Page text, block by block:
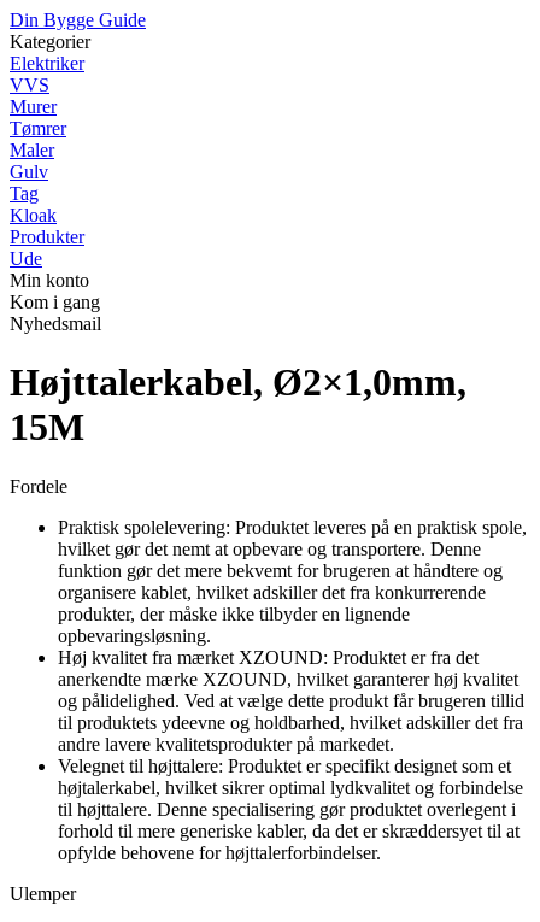
Din Bygge Guide
Kategorier
Elektriker
VVS
Murer
Tømrer
Maler
Gulv
Tag
Kloak
Produkter
Ude
Min konto
Kom i gang
Nyhedsmail
Højttalerkabel, Ø2×1,0mm,
15M
Fordele
Praktisk spolelevering: Produktet leveres på en praktisk spole,
hvilket gør det nemt at opbevare og transportere. Denne
funktion gør det mere bekvemt for brugeren at håndtere og
organisere kablet, hvilket adskiller det fra konkurrerende
produkter, der måske ikke tilbyder en lignende
opbevaringsløsning.
Høj kvalitet fra mærket XZOUND: Produktet er fra det
anerkendte mærke XZOUND, hvilket garanterer høj kvalitet
og pålidelighed. Ved at vælge dette produkt får brugeren tillid
til produktets ydeevne og holdbarhed, hvilket adskiller det fra
andre lavere kvalitetsprodukter på markedet.
Velegnet til højttalere: Produktet er specifikt designet som et
højtalerkabel, hvilket sikrer optimal lydkvalitet og forbindelse
til højttalere. Denne specialisering gør produktet overlegent i
forhold til mere generiske kabler, da det er skræddersyet til at
opfylde behovene for højttalerforbindelser.
Ulemper